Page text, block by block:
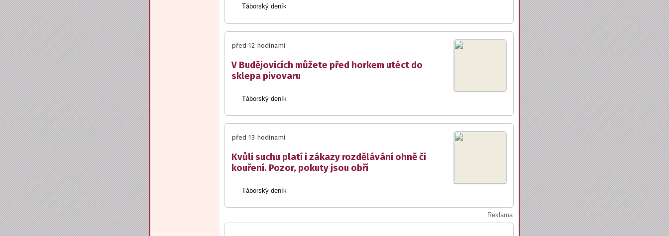
Táborský deník
před 12 hodinami
V Budějovicích můžete před horkem utéct do
sklepa pivovaru
Táborský deník
před 13 hodinami
Kvůli suchu platí i zákazy rozdělávání ohně či
kouření. Pozor, pokuty jsou obří
Táborský deník
Reklama